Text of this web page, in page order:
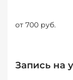
от 700 руб.
Запись на